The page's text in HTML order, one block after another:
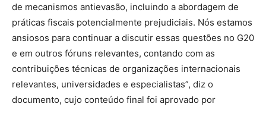
de mecanismos antievasão, incluindo a abordagem de
práticas fiscais potencialmente prejudiciais. Nós estamos
ansiosos para continuar a discutir essas questões no G20
e em outros fóruns relevantes, contando com as
contribuições técnicas de organizações internacionais
relevantes, universidades e especialistas”, diz o
documento, cujo conteúdo final foi aprovado por